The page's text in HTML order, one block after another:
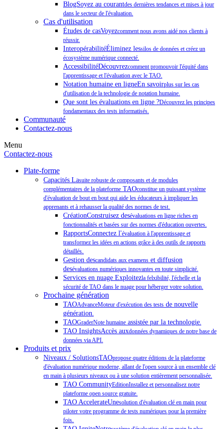
BlogSoyez au courantdes dernières tendances et mises à jour
dans le secteur de l'évaluation.
Cas d'utilisation
Études de casVoyezcomment nous avons aidé nos clients à
réussir.
InteropérabilitéÉliminez lessilos de données et créez un
écosystème numérique connecté.
AccessibilitéDécouvrezcomment promouvoir l'équité dans
l'apprentissage et l'évaluation avec le TAO.
Notation humaine en ligneEn savoirplus sur les cas
d'utilisation de la technologie de notation humaine.
Que sont les évaluations en ligne ?Découvrez les principes
fondamentaux des tests informatisés.
Communauté
Contactez-nous
Menu
Contactez-nous
Plate-forme
Capacités Lasuite robuste de composants et de modules
complémentaires de la plateforme TAOconstitue un puissant système
d'évaluation de bout en bout qui aide les éducateurs à impliquer les
apprenants et à rehausser la qualité des normes de test.
CréationConstruisez desévaluations en ligne riches en
fonctionnalités et basées sur des normes d'éducation ouvertes.
RapportsConnectez l'évaluation à l'apprentissage et
transformez les idées en actions grâce à des outils de rapports
détaillés.
Gestion descandidats aux examens et diffusion
desévaluations numériques innovantes en toute simplicité.
Services en nuage Exploitezla felxibilité, l'échelle et la
sécurité de TAO dans le nuage pour héberger votre solution.
Prochaine génération
TAOAdvanceMoteur d'exécution des tests de nouvelle
génération.
TAOGraderNote humaine assistée par la technologie.
TAO InsightsAccès auxdonnées dynamiques de notre base de
données via API.
Produits et prix
Niveaux / SolutionsTAOpropose quatre éditions de la plateforme
d'évaluation numérique moderne, allant de l'open source à un ensemble clé
en main à plusieurs niveaux ou à une solution entièrement personnalisée.
TAO CommunityEditionInstallez et personnalisez notre
plateforme open source gratuite.
TAO AccelerateUnesolution d'évaluation clé en main pour
piloter votre programme de tests numériques pour la première
fois.